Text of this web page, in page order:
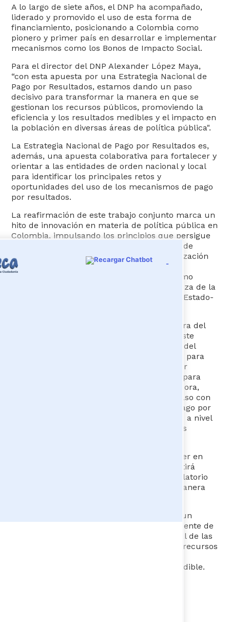
-
Atención y Servicios a la
ciudadanía
A lo largo de siete años, el DNP ha acompañado,
liderado y promovido el uso de esta forma de
financiamiento, posicionando a Colombia como
pionero y primer país en desarrollar e implementar
mecanismos como los Bonos de Impacto Social.
Para el director del DNP Alexander López Maya,
“con esta apuesta por una Estrategia Nacional de
Pago por Resultados, estamos dando un paso
decisivo para transformar la manera en que se
gestionan los recursos públicos, promoviendo la
eficiencia y los resultados medibles y el impacto en
la población en diversas áreas de política pública".
La Estrategia Nacional de Pago por Resultados es,
además, una apuesta colaborativa para fortalecer y
orientar a las entidades de orden nacional y local
para identificar los principales retos y
oportunidades del uso de los mecanismos de pago
por resultados.
La reafirmación de este trabajo conjunto marca un
hito de innovación en materia de política pública en
Colombia, impulsando los principios que persigue
la Convergencia Regional del Plan Nacional de
Desarrollo 2022-2026, pues la institucionalización
de los mecanismos de pago por resultados
aportará al fortalecimiento institucional como
motor de cambio para recuperar la confianza de la
ciudadanía y el fortalecimiento del vínculo Estado-
Por su parte, María Paulina Gómez, directora del
Programa MAS, reafirmó la relevancia de este
esfuerzo conjunto para el país: “Los socios del
Programa MAS han trabajado durante años para
demostrar que los mecanismos de Pago por
Resultados son una herramienta poderosa para
fortalecer la gestión pública innovadora. Ahora,
junto al DNP, estamos dando el siguiente paso con
el desarrollo de la Estrategia Nacional de Pago por
Resultados, con el fin de llevar este modelo a nivel
nacional y fortalecer su impacto en diversos
Además, se explorará la necesidad de poner en
marcha un sandbox regulatorio que permitirá
determinar si existen barreras de tipo regulatorio
para implementar estos mecanismos de manera
Con esta iniciativa, Colombia avanza hacia un
modelo más eficiente, innovador y transparente de
gestión pública, que prioriza el impacto real de las
políticas y programas, asegurando que los recursos
transparentes que generen un impacto medible.​